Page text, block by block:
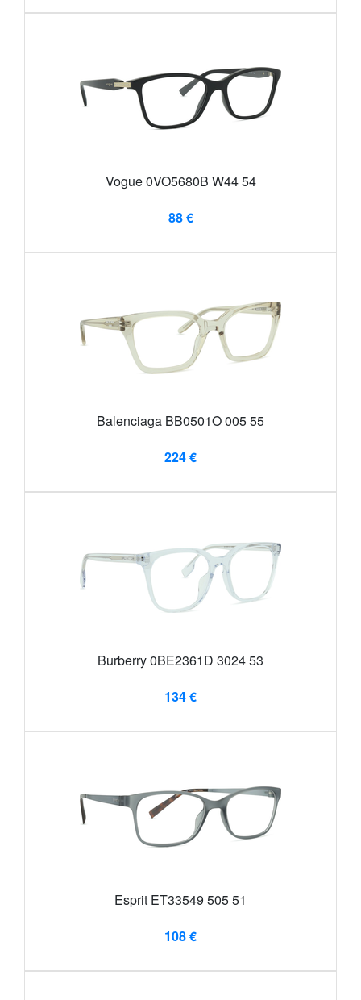
Vogue 0VO5680B W44 54
88 €
Balenciaga BB0501O 005 55
224 €
Burberry 0BE2361D 3024 53
134 €
Esprit ET33549 505 51
108 €